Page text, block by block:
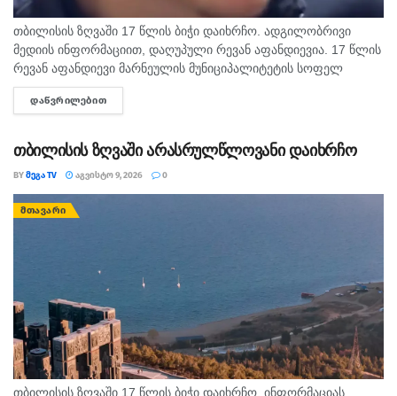
თბილისის ზღვაში 17 წლის ბიჭი დაიხრჩო. ადგილობრივი
მედიის ინფორმაციით, დაღუპული რევან აფანდიევია. 17 წლის
რევან აფანდიევი მარნეულის მუნიციპალიტეტის სოფელ
კაფანახჩის მკვიდრი იყო. თანასოფლელების ინფორმაციით,
ახალგაზრდა თბილისის ზღვაზე თანატოლებთან ერთად
ᲓᲐᲬᲕᲠᲘᲚᲔᲑᲘᲗ
თბილისის ზღვაში არასრულწლოვანი დაიხრჩო
BYᲛᲔᲒᲐ TV ᲐᲒᲕᲘᲡᲢᲝ 9, 2026 0
ᲛᲗᲐᲕᲐᲠᲘ
თბილისის ზღვაში 17 წლის ბიჭი დაიხრჩო. ინფორმაციას